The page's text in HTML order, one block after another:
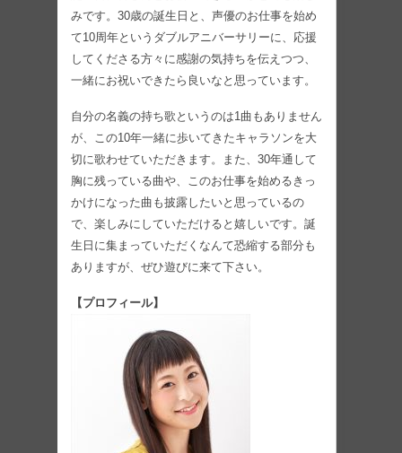
みです。30歳の誕生日と、声優のお仕事を始め
て10周年というダブルアニバーサリーに、応援
してくださる方々に感謝の気持ちを伝えつつ、
一緒にお祝いできたら良いなと思っています。
自分の名義の持ち歌というのは1曲もありません
が、この10年一緒に歩いてきたキャラソンを大
切に歌わせていただきます。また、30年通して
胸に残っている曲や、このお仕事を始めるきっ
かけになった曲も披露したいと思っているの
で、楽しみにしていただけると嬉しいです。誕
生日に集まっていただくなんて恐縮する部分も
ありますが、ぜひ遊びに来て下さい。
【プロフィール】